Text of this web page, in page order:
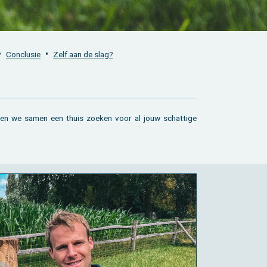
Con­clu­sie • Zelf aan de slag?